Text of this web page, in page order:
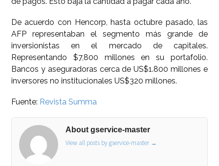
De acuerdo con Hencorp, hasta octubre pasado, las
AFP representaban el segmento más grande de
inversionistas en el mercado de capitales.
Representando $7,800 millones en su portafolio.
Bancos y aseguradoras cerca de US$1.800 millones e
inversores no institucionales US$320 millones.
Fuente: Revista Summa
About gservice-master
View all posts by gservice-master →